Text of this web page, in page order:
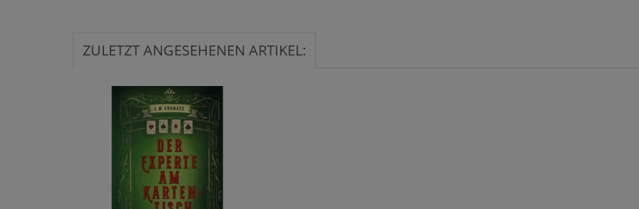
ZULETZT ANGESEHENEN ARTIKEL: